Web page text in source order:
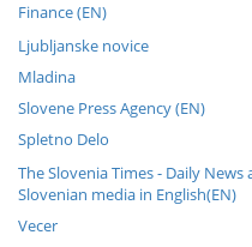
Finance (EN)
Ljubljanske novice
Mladina
Slovene Press Agency (EN)
Spletno Delo
The Slovenia Times - Daily
Slovenian media in English(EN)
Vecer